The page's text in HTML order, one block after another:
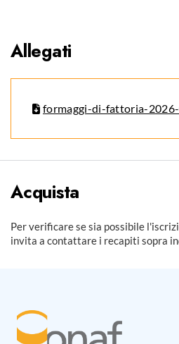
Allegati
formaggi-di-fattoria-
Acquista
Per verificare se sia possibile
invita a contattare i recapiti sopra